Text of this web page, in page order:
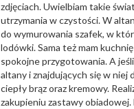
zdjęciach. Uwielbiam takie
utrzymania w czystości. W
do wymurowania szafek, w
lodówki. Sama też mam
spokojne przygotowania. A
altany i znajdujących się w niej
ciepły brąz oraz kremowy.
zakupieniu zastawy